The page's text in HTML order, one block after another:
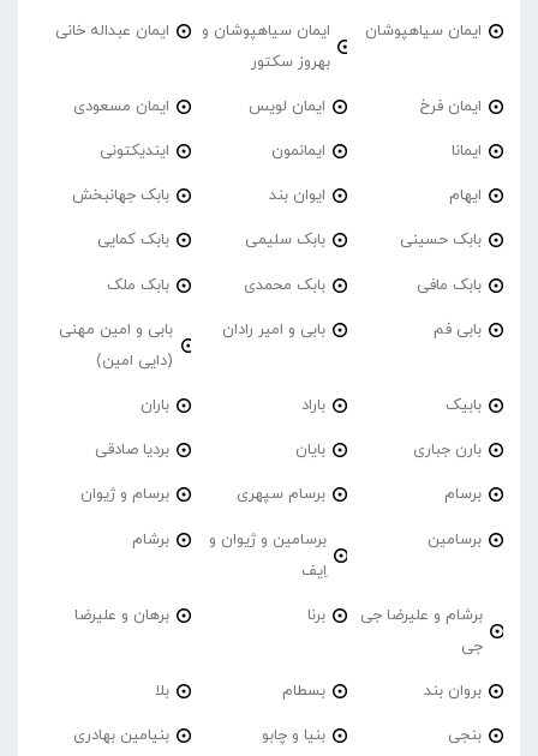
ایمان سیاهپوشان
ایمان سیاهپوشان و
بهروز سکتور
ایمان عبداله خانی
ایمان فرخ ایمان لویس ایمان مسعودی
ایمانا ایمانمون ایندیکتونی
ایهام ایوان بند بابک جهانبخش
بابک حسینی بابک سلیمی بابک کمایی
بابک مافی بابک محمدی بابک ملک
بابی فم بابی و امیر رادان
بابی و امین مهنی
(دایی امین)
بابیک باراد باران
بارن جباری بایان بردیا صادقی
برسام برسام سپهری برسام و ژیوان
برسامین
برسامین و ژیوان و
اِیف
برشام
برشام و علیرضا جی
جی
برنا برهان و علیرضا
بروان بند بسطام بلا
بنجی بنیا و چابو بنیامین بهادری